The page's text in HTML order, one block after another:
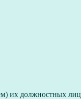
их должностных лиц